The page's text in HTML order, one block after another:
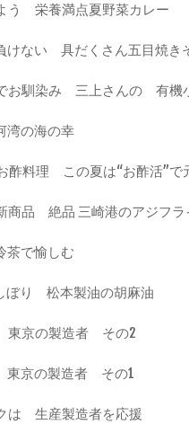
う 栄養満点夏野菜カレー
けない 具だくさん五目焼き
お馴染み 三上さんの 有機
の海の幸
酢料理 この夏は“お酢活”で
商品 絶品 三崎港のアジフラ
で愉しむ
ぼり 松本製油の胡麻油
東京の製造者 その2
東京の製造者 その1
は 生産製造者を応援